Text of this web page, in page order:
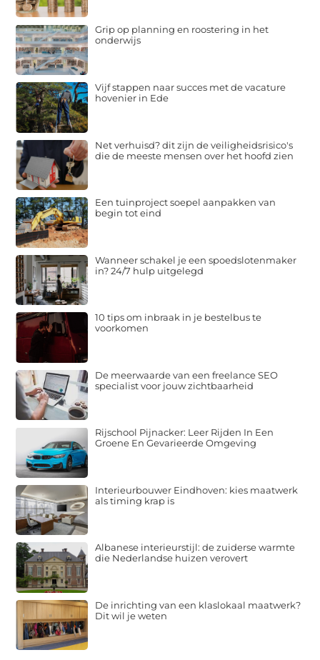
Grip op planning en roostering in het
onderwijs
Vijf stappen naar succes met de vacature
hovenier in Ede
Net verhuisd? dit zijn de veiligheidsrisico's
die de meeste mensen over het hoofd zien
Een tuinproject soepel aanpakken van
begin tot eind
Wanneer schakel je een spoedslotenmaker
in? 24/7 hulp uitgelegd
10 tips om inbraak in je bestelbus te
voorkomen
De meerwaarde van een freelance SEO
specialist voor jouw zichtbaarheid
Rijschool Pijnacker: Leer Rijden In Een
Groene En Gevarieerde Omgeving
Interieurbouwer Eindhoven: kies maatwerk
als timing krap is
Albanese interieurstijl: de zuiderse warmte
die Nederlandse huizen verovert
De inrichting van een klaslokaal maatwerk?
Dit wil je weten